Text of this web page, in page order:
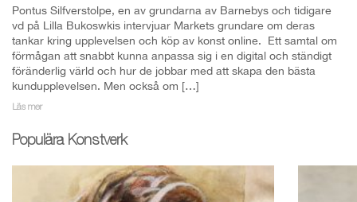
Pontus Silfverstolpe, en av grundarna av Barnebys och tidigare
vd på Lilla Bukoswkis intervjuar Markets grundare om deras
tankar kring upplevelsen och köp av konst online. Ett samtal om
förmågan att snabbt kunna anpassa sig i en digital och ständigt
föränderlig värld och hur de jobbar med att skapa den bästa
kundupplevelsen. Men också om […]
Läs mer
Populära Konstverk